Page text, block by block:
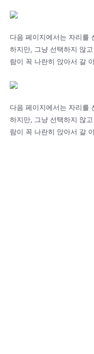
다음 페이지에서는 자리를
하지만, 그냥 선택하지 않
람이 꼭 나란히 앉아서 갈
다음 페이지에서는 자리를
하지만, 그냥 선택하지 않
람이 꼭 나란히 앉아서 갈